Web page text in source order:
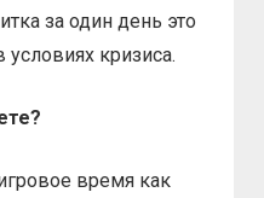
за один день это
кризиса.
время как